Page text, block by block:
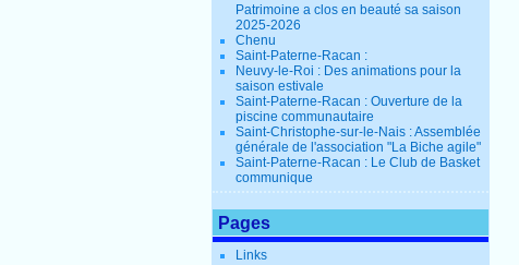
Patrimoine a clos en beauté sa saison
2025-2026
Chenu
Saint-Paterne-Racan :
Neuvy-le-Roi : Des animations pour la
saison estivale
Saint-Paterne-Racan : Ouverture de la
piscine communautaire
Saint-Christophe-sur-le-Nais : Assemblée
générale de l'association "La Biche agile"
Saint-Paterne-Racan : Le Club de Basket
communique
Pages
Links